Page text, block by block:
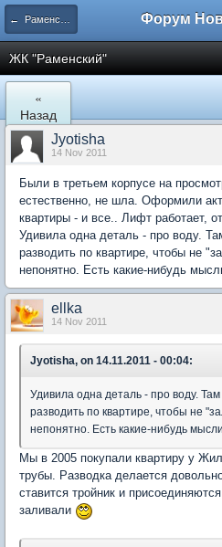
← Раменское
ЖК "Рaменский"
«
Назад
Jyotisha
14 Nov 2011
Были в третьем корпусе на
естественно, не шла. Оформили
квартиры - и все.. Лифт работает,
Удивила одна деталь - про воду.
разводить по квартире, чтобы не
непонятно. Есть какие-нибудь
ellka
14 Nov 2011
Jyotisha, on 14.11.2011 - 00:04:
Удивила одна деталь - про воду. Там
разводить по квартире, чтобы не
непонятно. Есть какие-нибудь
Мы в 2005 покупали квартиру у
трубы. Разводка делается
ставится тройник и
заливали